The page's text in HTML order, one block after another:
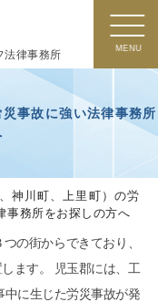
法律事務所
事故に強い法律事務所
神川町、上里町）の労
事務所をお探しの方へ
の街からできており、
ます。 児玉郡には、工
に生じた労災事故が発